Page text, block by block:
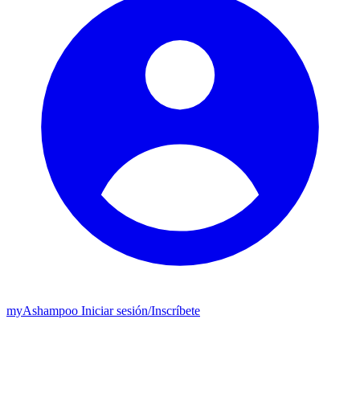
myAshampoo Iniciar sesión/Inscríbete